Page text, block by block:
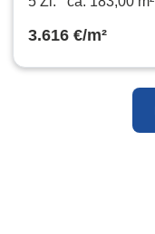
3.616 €/m²